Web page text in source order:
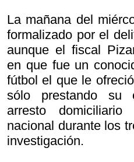
La mañana del
formalizado por el
aunque el fiscal
en que fue un
fútbol el que le
sólo prestando su
arresto
nacional durante los
investigación.